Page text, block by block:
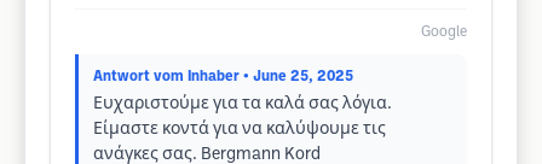
Google
Antwort vom Inhaber • June 25, 2025
Ευχαριστούμε για τα καλά σας λόγια.
Είμαστε κοντά για να καλύψουμε τις
ανάγκες σας. Bergmann Kord